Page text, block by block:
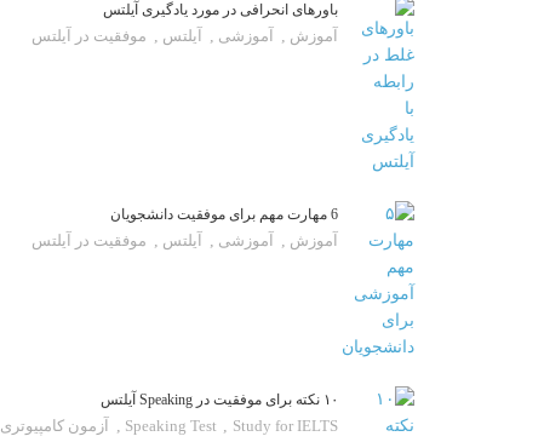
باورهای انحرافی در مورد یادگیری آیلتس
آموزش , آموزشی , آیلتس , موفقیت در آیلتس
6 مهارت مهم برای موفقیت دانشجویان
آموزش , آموزشی , آیلتس , موفقیت در آیلتس
۱۰ نکته برای موفقیت در Speaking آیلتس
Speaking Test , Study for IELTS
,
آزمون کامپیوتری